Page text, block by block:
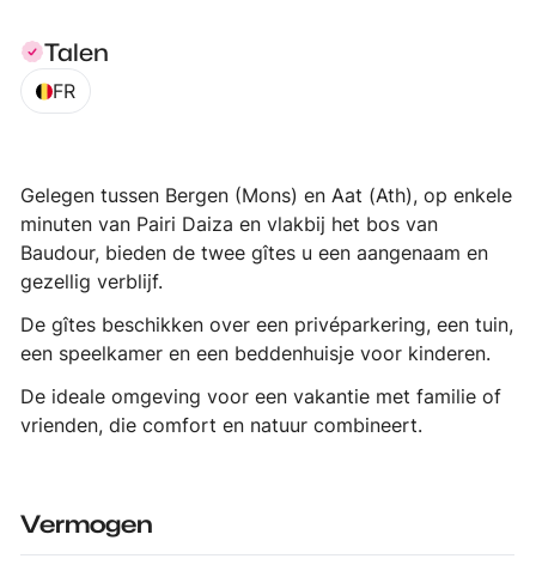
Talen
FR
Gelegen tussen Bergen (Mons) en Aat (Ath), op enkele
minuten van Pairi Daiza en vlakbij het bos van
Baudour, bieden de twee gîtes u een aangenaam en
gezellig verblijf.
De gîtes beschikken over een privéparkering, een tuin,
een speelkamer en een beddenhuisje voor kinderen.
De ideale omgeving voor een vakantie met familie of
vrienden, die comfort en natuur combineert.
Vermogen